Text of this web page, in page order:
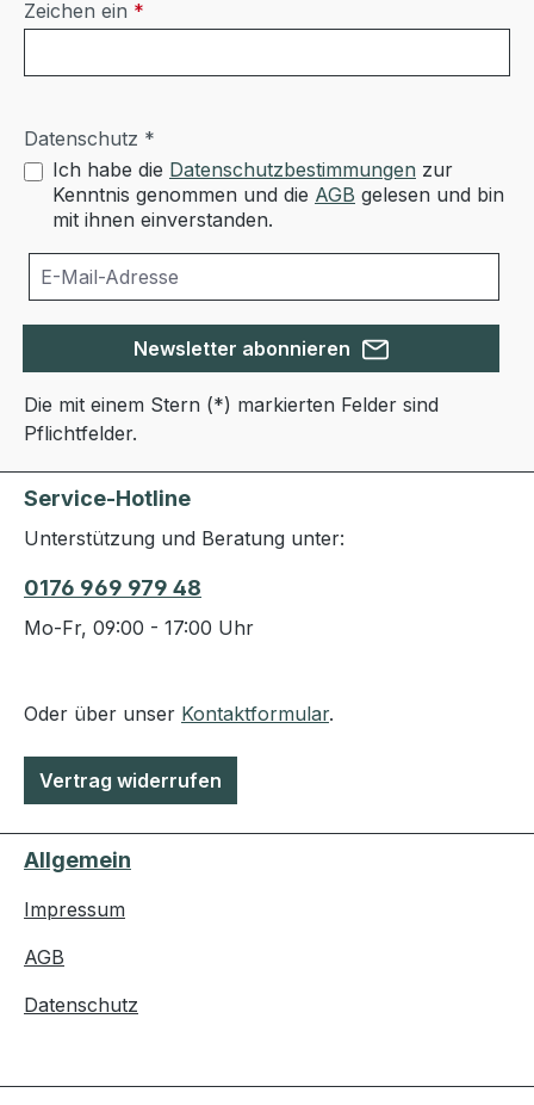
Zeichen ein *
Datenschutz *
Ich habe die Datenschutzbestimmungen zur
Kenntnis genommen und die AGB gelesen und bin
mit ihnen einverstanden.
Newsletter abonnieren
Die mit einem Stern (*) markierten Felder sind
Pflichtfelder.
Service-Hotline
Unterstützung und Beratung unter:
0176 969 979 48
Mo-Fr, 09:00 - 17:00 Uhr
Oder über unser Kontaktformular.
Vertrag widerrufen
Allgemein
Impressum
AGB
Datenschutz